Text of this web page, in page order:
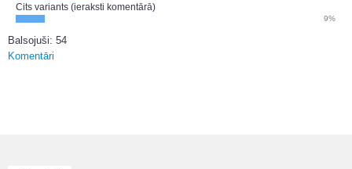
Cits variants (ieraksti komentārā)
9%
Balsojuši: 54
Komentāri